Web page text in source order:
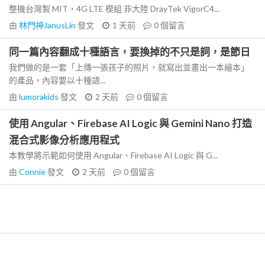
整機台灣製 MIT，4G LTE 模組 非大陸 DrayTek VigorC4...
由 林門神JanusLin 發文 1 天前 0個留言
同一篇內容翻成十種語言，要換掉的不只是詞，是節日
我們做的是一套「上傳一張孩子的照片，就寫出並畫出一本繪本」
的產品，內容要以十種語...
由 lumorakids 發文 2 天前 0個留言
使用 Angular、Firebase AI Logic 與 Gemini Nano 打造
混合式影像分析應用程式
本教學將示範如何使用 Angular、Firebase AI Logic 與 G...
由 Connie發文 2 天前 0個留言